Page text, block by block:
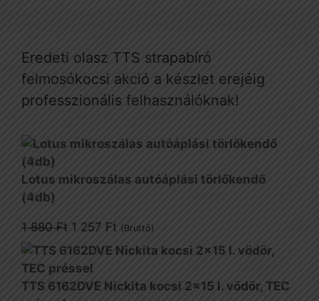
Eredeti olasz TTS strapabíró
felmosókocsi akció a készlet erejéig
professzionális felhasználóknak!
Lotus mikroszálas autóáplási törlőkendő
(4db)
1 880Ft Original
price
was:
1
1 257 FtCurrent
price
(Bruttó)
TTS 6162DVE Nickita kocsi 2x15 l. vödör, TEC